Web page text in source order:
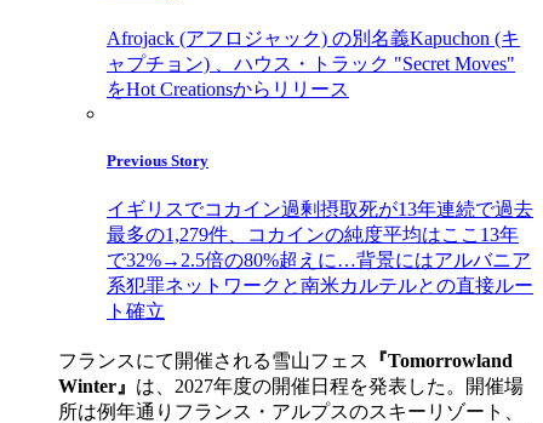
Afrojack (アフロジャック) の別名義Kapuchon (キ
ャプチョン) 、ハウス・トラック "Secret Moves"
をHot Creationsからリリース
Previous Story
イギリスでコカイン過剰摂取死が13年連続で過去
最多の1,279件、コカインの純度平均はここ13年
で32%→2.5倍の80%超えに…背景にはアルバニア
系犯罪ネットワークと南米カルテルとの直接ルー
ト確立
フランスにて開催される雪山フェス
『Tomorrowland
Winter』 は、2027年度の開催日程を発表した。開催場
所は例年通りフランス・アルプスのスキーリゾート、